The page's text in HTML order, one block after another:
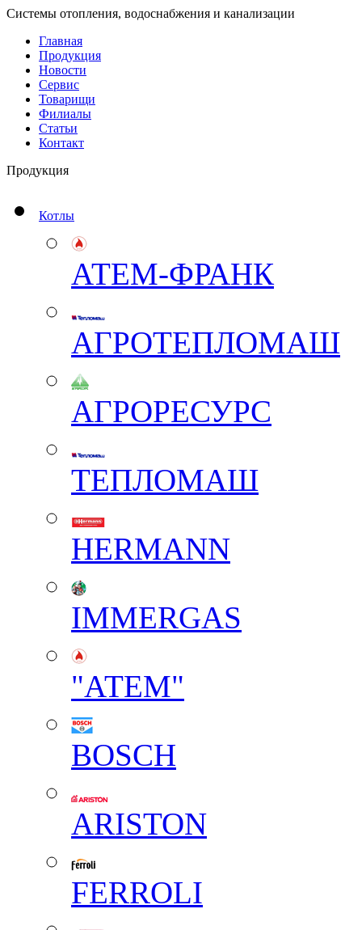
Системы отопления, водоснабжения и канализации
Главная
Продукция
Новости
Сервис
Товарищи
Филиалы
Статьи
Контакт
Продукция
Котлы
АТЕМ-ФРАНК
АГРОТЕПЛОМАШ
АГРОРЕСУРС
ТЕПЛОМАШ
HERMANN
IMMERGAS
"АТЕМ"
BOSCH
ARISTON
FERROLI